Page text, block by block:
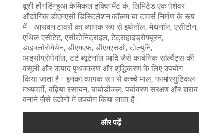
वूशी होंगडिंगहुआ केमिकल इक्विपमेंट कं, लिमिटेड एक पेशेवर
औद्योगिक डीएमएसी डिस्टिलेशन कॉलम या टावर्स निर्माण के रूप
में। आसवन टावरों का व्यापक रूप से इथेनॉल, मेथनॉल, एसीटोन,
एथिल एसीटेट, एसीटोनिट्राइल, टेट्राहाइड्रोफ्यूरन,
डाइक्लोरोमेथेन, डीएमएफ, डीएमएसओ, टोल्यूनि,
आइसोप्रोपेनॉल, टर्ट ब्यूटेनॉल आदि जैसे कार्बनिक सॉल्वैंट्स की
वसूली और उत्पाद पृथक्करण और शुद्धिकरण के लिए उपयोग
किया जाता है। इनका व्यापक रूप से कच्चे माल, फार्मास्युटिकल
मध्यवर्ती, बढ़िया रसायन, बायोडीजल, पर्यावरण संरक्षण और शराब
बनाने जैसे उद्योगों में उपयोग किया जाता है।
और पढ़ें